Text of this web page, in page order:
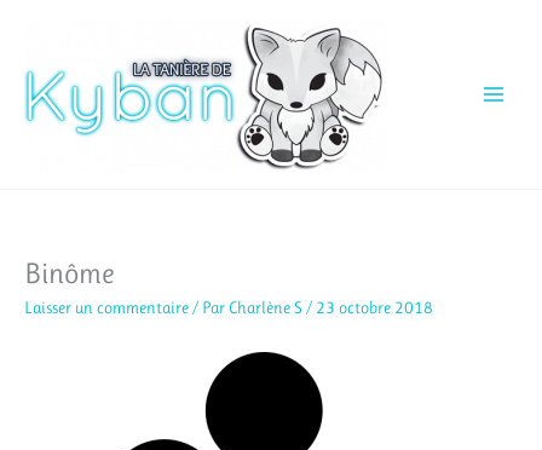
contenu
Binôme
Laisser un commentaire / Par Charlène S / 23 octobre 2018